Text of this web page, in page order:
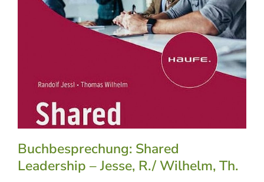
Buchbesprechung: Shared
Leadership – Jesse, R./ Wilhelm, Th.